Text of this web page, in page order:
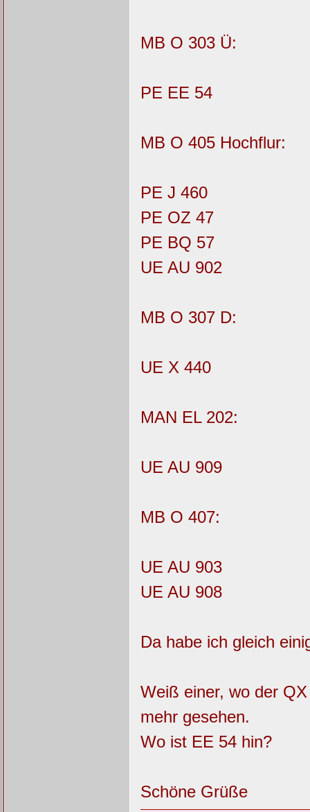
MB O 303 Ü:
PE EE 54
MB O 405 Hochflur:
PE J 460
PE OZ 47
PE BQ 57
UE AU 902
MB O 307 D:
UE X 440
MAN EL 202:
UE AU 909
MB O 407:
UE AU 903
UE AU 908
Da habe ich gleich
Weiß einer, wo der
mehr gesehen.
Wo ist EE 54 hin?
Schöne Grüße